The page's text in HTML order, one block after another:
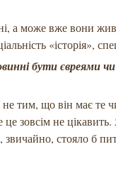
а може вже вони
«історія»,
бути євреями
тим, що він має те
зовсім не
звичайно, стояло б